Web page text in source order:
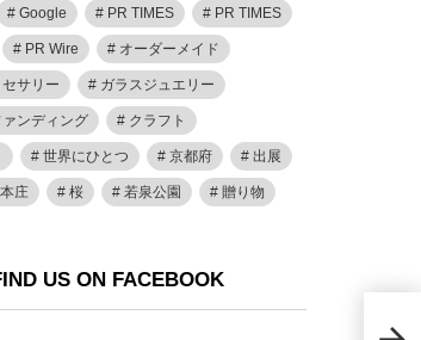
観
Google PR TIMES PR TIMES
PR Wire オーダーメイド
サリー ガラスジュエリー
ンディング クラフト
世界にひとつ 京都府 出展
本庄 桜 若泉公園 贈り物
US ON FACEBOOK